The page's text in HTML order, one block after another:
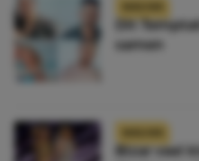
Dit
samen
Bizar veel